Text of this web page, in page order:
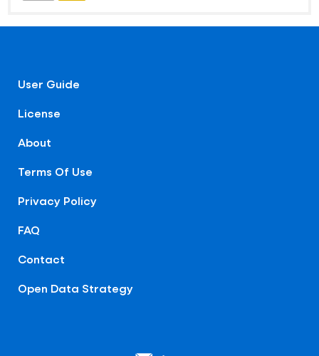
User Guide
License
About
Terms Of Use
Privacy Policy
FAQ
Contact
Open Data Strategy